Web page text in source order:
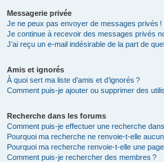
Messagerie privée
Je ne peux pas envoyer de messages privés !
Je continue à recevoir des messages privés
J’ai reçu un e-mail indésirable de la part de
Amis et ignorés
À quoi sert ma liste d’amis et d’ignorés ?
Comment puis-je ajouter ou supprimer des
Recherche dans les forums
Comment puis-je effectuer une recherche
Pourquoi ma recherche ne renvoie-t-elle
Pourquoi ma recherche renvoie-t-elle une
Comment puis-je rechercher des membres ?